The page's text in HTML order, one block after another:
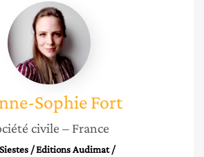
Jeanne-
Sophie
Fort
SophieFort
civile – France
/ Editions Audimat /